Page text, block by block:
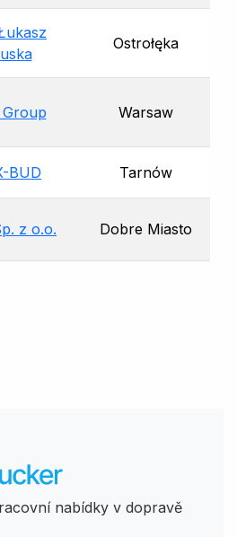
Ostrołęka
Group Warsaw
BUD Tarnów
z o.o. Dobre Miasto
nabídky v dopravě